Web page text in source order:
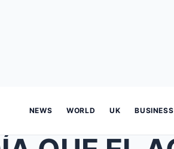
NEWS WORLD UK BUSINESS